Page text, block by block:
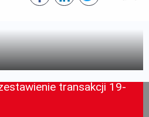
transakcji 19-